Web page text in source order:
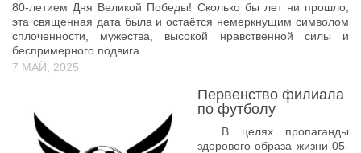
Приказы о зачислении
Студенту
Личный кабинет
Расписание учебных занятий студентов на 2-ое
Коллективные творческие дела
80-летием Дня Великой Победы! Сколько бы лет ни прошло,
эта священная дата была и остаётся немеркнущим символом
сплоченности, мужества, высокой нравственной силы и
беспримерного подвига...
7 МАЙ, 2025
Первенство филиала
по футболу
В целях пропаганды
здорового образа жизни 05-